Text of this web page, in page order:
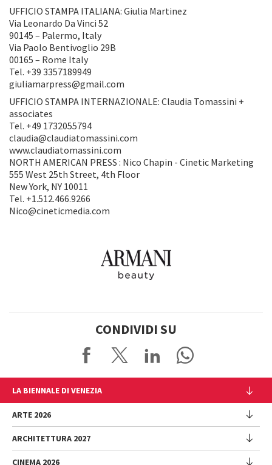
UFFICIO STAMPA ITALIANA: Giulia Martinez
Via Leonardo Da Vinci 52
90145 – Palermo, Italy
Via Paolo Bentivoglio 29B
00165 – Rome Italy
Tel. +39 3357189949
giuliamarpress@gmail.com
UFFICIO STAMPA INTERNAZIONALE: Claudia Tomassini +
associates
Tel. +49 1732055794
claudia@claudiatomassini.com
www.claudiatomassini.com
NORTH AMERICAN PRESS : Nico Chapin - Cinetic Marketing
555 West 25th Street, 4th Floor
New York, NY 10011
Tel. +1.512.466.9266
Nico@cineticmedia.com
CONDIVIDI SU
LA BIENNALE DI VENEZIA
L'Istituzione
Cariche istituzionali
Storia
Luoghi
ARTE 2026
Esposizione
ARCHITETTURA 2027
CINEMA 2026